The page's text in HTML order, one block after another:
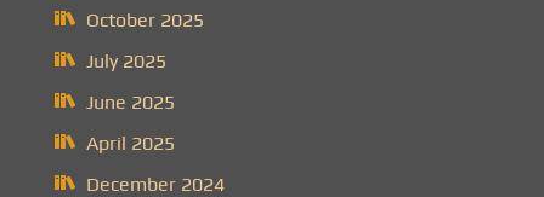
October 2025
July 2025
June 2025
April 2025
December 2024